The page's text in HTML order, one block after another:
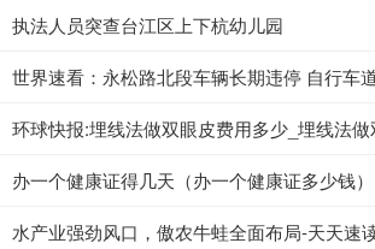
执法人员突查台江区上下杭幼儿园
世界速看：永松路北段车辆长期违停 自行车
环球快报:埋线法做双眼皮费用多少_埋线法
办一个健康证得几天（办一个健康证多少钱
水产业强劲风口，傲农牛蛙全面布局-天天速